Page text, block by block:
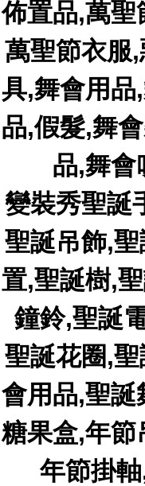
佈置品,萬聖
萬聖節衣服
具,舞會用品
品,假髮,舞
品,舞會
變裝秀聖誕
聖誕吊飾,
置,聖誕樹,
鐘鈴,聖誕
聖誕花圈,
會用品,聖誕
糖果盒,年節
年節掛